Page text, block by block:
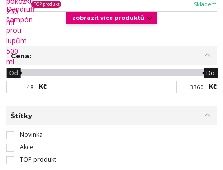
Skladem
TOP produkt
zobrazit více produktů
Cena:
Kč
Od Do
Kč
Štítky
Novinka
Akce
TOP produkt